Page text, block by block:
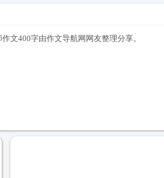
文400字由作文导航网网友整理分享。